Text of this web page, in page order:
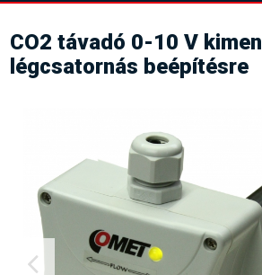
CO2 távadó 0-10 V
légcsatornás beépítésre